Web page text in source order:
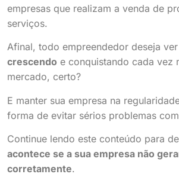
empresas que realizam a venda de
serviços.
Afinal, todo empreendedor deseja
crescendo e conquistando cada vez
mercado, certo?
E manter sua empresa na
forma de evitar sérios problemas
Continue lendo este conteúdo para
acontece se a sua empresa não
corretamente.